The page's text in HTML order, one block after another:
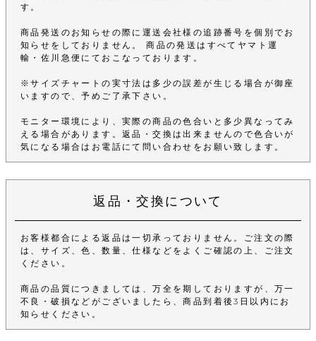
す。
商品発送のお知らせの際に運送会社様の追跡番号を個別でお
知らせをしておりません。 商品の発送はすべてヤマト運
輸・佐川急便にておこなっております。
※サイズチャートの実寸法は多少の誤差が生じる場合が御座
いますので、予めご了承下さい。
モニター環境により、実際の商品の色合いと多少異なってみ
える場合があります。返品・交換は出来ませんので色合いが
気になる場合はお電話にて問い合わせをお願い致します。
返品・交換について
お客様都合による返品は一切承っておりません。ご注文の際
は、サイズ、色、数量、仕様などをよくご確認の上、ご注文
ください。
商品の品質につきましては、万全を期しておりますが、万一
不良・破損などがございましたら、商品到着後3日以内にお
知らせください。